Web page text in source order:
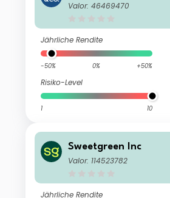
Valor: 46469470
Jährliche Rendite
-50% 0% +50%
Risiko-Level
1 10
Sweetgreen Inc
Valor: 114523782
Jährliche Rendite